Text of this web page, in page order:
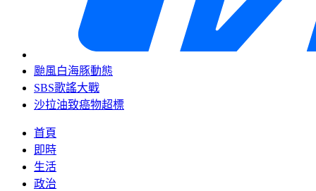
颱風白海豚動態
SBS歌謠大戰
沙拉油致癌物超標
首頁
即時
生活
政治